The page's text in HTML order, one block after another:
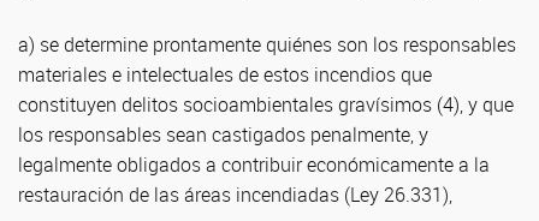
a) se determine prontamente quiénes son los responsables
materiales e intelectuales de estos incendios que
constituyen delitos socioambientales gravísimos (4), y que
los responsables sean castigados penalmente, y
legalmente obligados a contribuir económicamente a la
restauración de las áreas incendiadas (Ley 26.331),